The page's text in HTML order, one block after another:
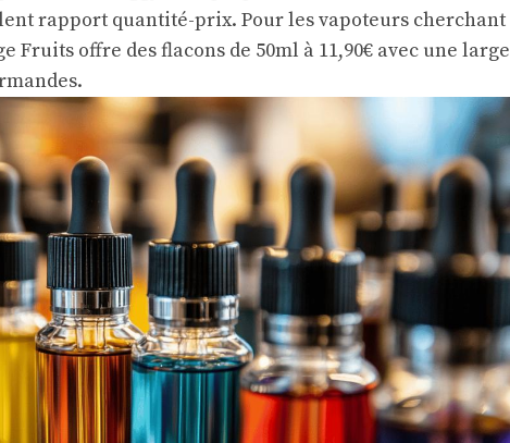
rapport quantité-prix. Pour les vapoteurs cherchant
Fruits offre des flacons de 50ml à 11,90€ avec une large